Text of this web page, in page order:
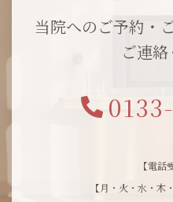
当院へのご予約・
ご連
【電話
【月・火・水・